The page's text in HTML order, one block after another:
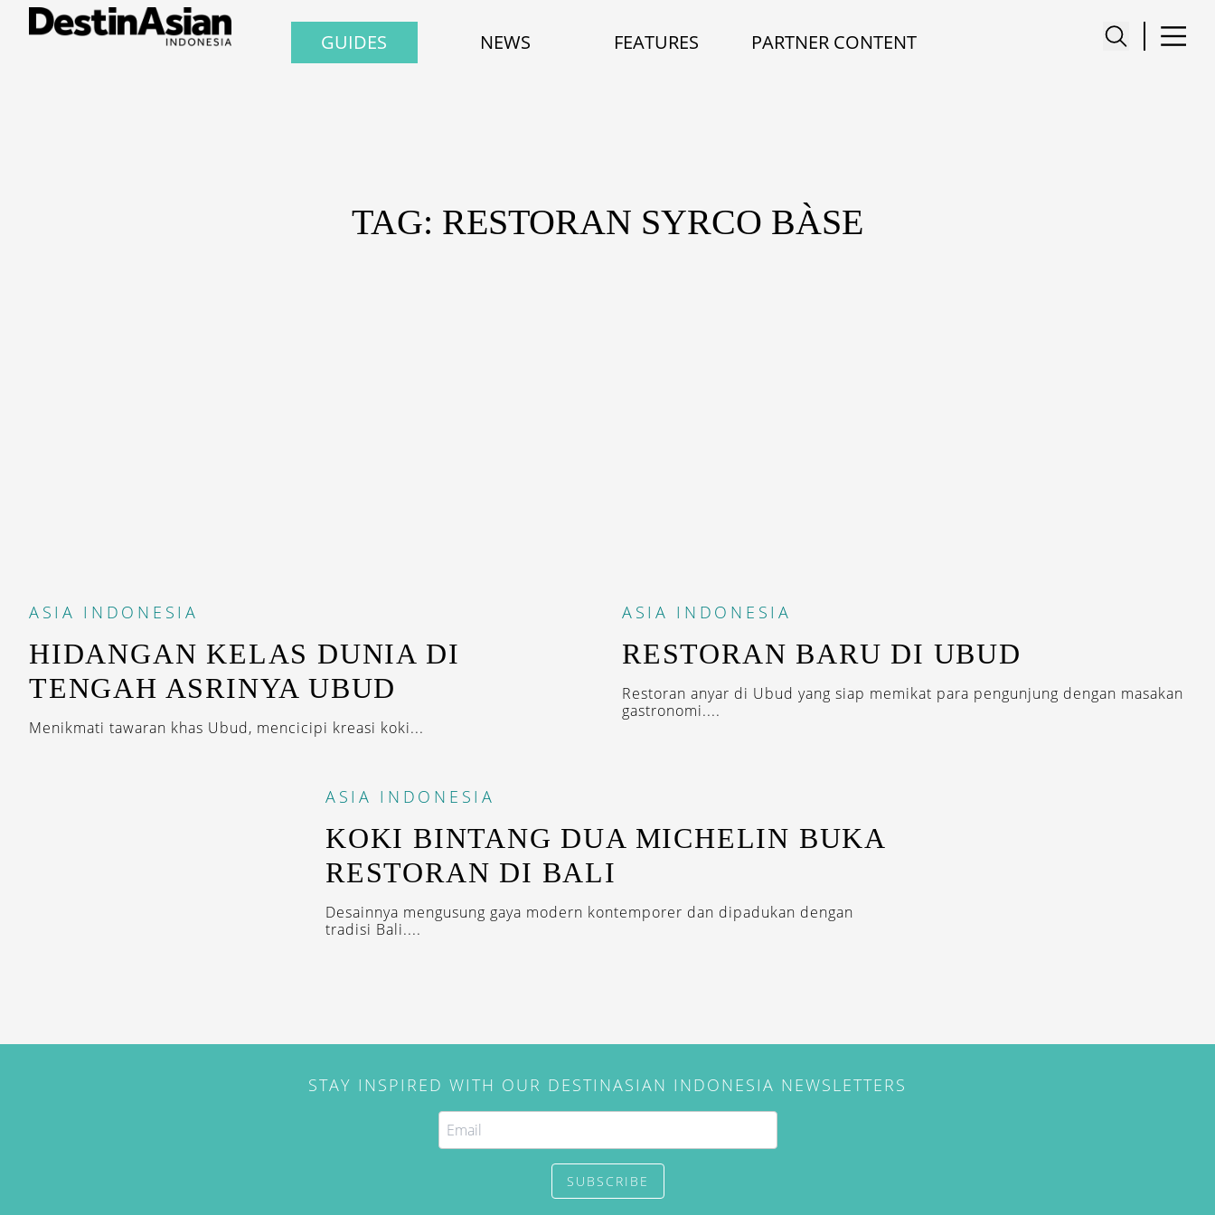
GUIDES NEWS FEATURES PARTNER CONTENT
TAG: RESTORAN SYRCO BÀSE
ASIA INDONESIA
HIDANGAN KELAS DUNIA DI
TENGAH ASRINYA UBUD
Menikmati tawaran khas Ubud, mencicipi kreasi koki...
ASIA INDONESIA
RESTORAN BARU DI UBUD
Restoran anyar di Ubud yang siap memikat para pengunjung dengan masakan
gastronomi....
ASIA INDONESIA
KOKI BINTANG DUA MICHELIN BUKA
RESTORAN DI BALI
Desainnya mengusung gaya modern kontemporer dan dipadukan dengan
tradisi Bali....
STAY INSPIRED WITH OUR DESTINASIAN INDONESIA NEWSLETTERS
SUBSCRIBE